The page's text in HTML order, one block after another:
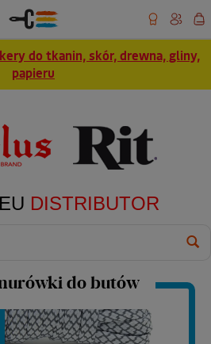
do tkanin, skór, drewna, gliny,
papieru
DISTRIBUTOR
do butów